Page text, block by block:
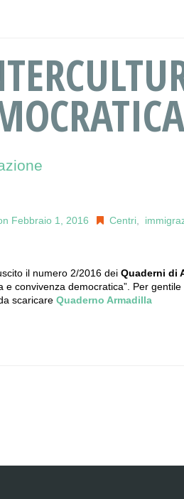
Febbraio 1, 2016 Centri,
il numero 2/2016 dei Quaderni di
e convivenza democratica”. Per
scaricare Quaderno Armadilla